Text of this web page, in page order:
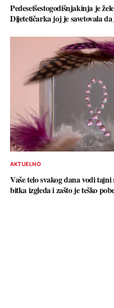
Pedesetšestogodišnjakinja je
Dijetetičarka joj je savetovala
AKTUELNO
Vaše telo svakog dana vodi
bitka izgleda i zašto je teško